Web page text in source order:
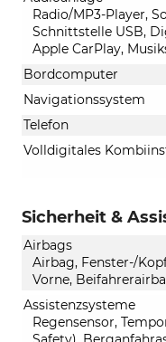
Radio/MP3-Player,
Schnittstelle USB,
Apple CarPlay,
Bordcomputer
Navigationssystem
Telefon
Volldigitales
Sicherheit &
Airbags
Airbag, Fenster-/
Vorne,
Assistenzsysteme
Regensensor,